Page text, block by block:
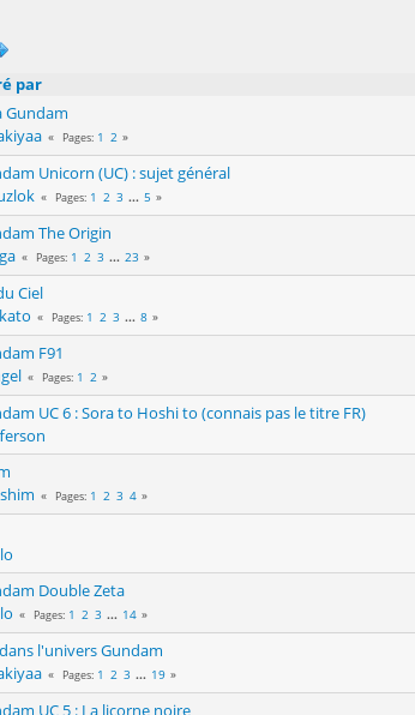
par
Gundam
Pages 1 2
Unicorn (UC) : sujet général
Pages 1 2 3 ... 5
The Origin
Pages 1 2 3 ... 23
Ciel
Pages 1 2 3 ... 8
F91
Pages 1 2
UC 6 : Sora to Hoshi to (connais pas le titre FR)
Pages 1 2 3 4
Double Zeta
Pages 1 2 3 ... 14
l'univers Gundam
Pages 1 2 3 ... 19
UC 5 : La licorne noire